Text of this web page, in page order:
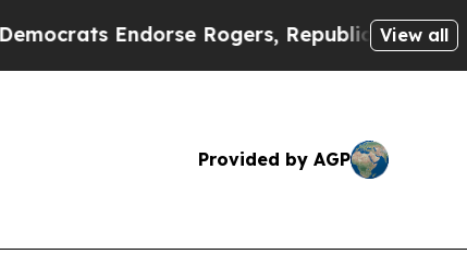
Endorse Rogers, Republicans Endorse
View all
Provided by AGP